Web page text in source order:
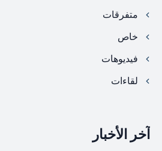
متفرقات
خاص
فيديوهات
لقاءات
آخر الأخبار